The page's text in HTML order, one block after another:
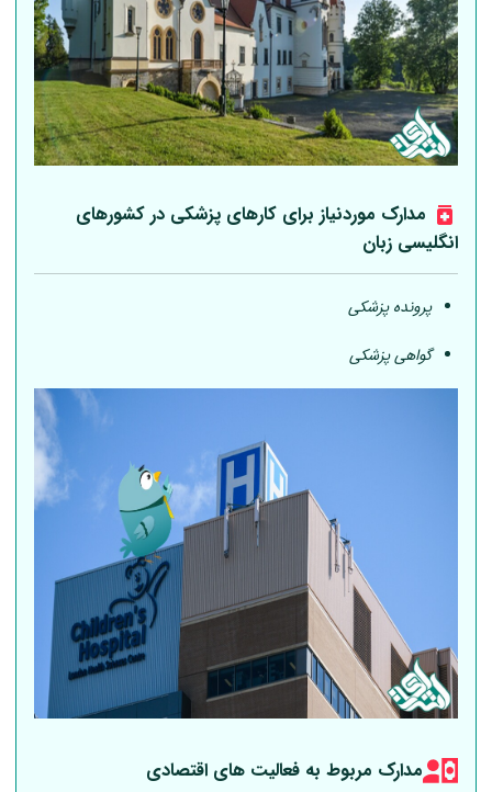
مدارک موردنیاز برای کارهای پزشکی در کشورهای
انگلیسی زبان
پرونده پزشکی
گواهی پزشکی
مدارک مربوط به فعالیت های اقتصادی